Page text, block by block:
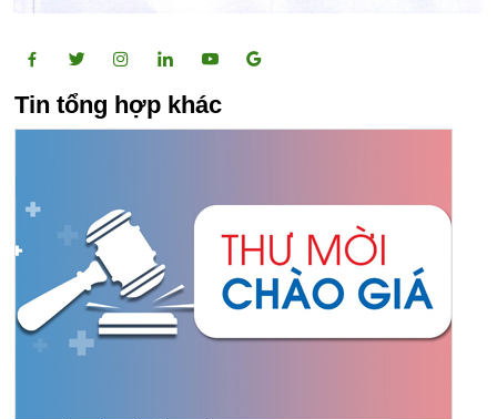
Tin tổng hợp khác